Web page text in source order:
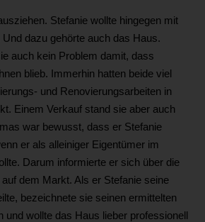
Stefanie wollte hingegen mit
dazu gehörte auch das Haus.
auch kein Problem damit, dass
blieb. Immerhin hatten beide viel
und Renovierungsarbeiten in
Einem Verkauf stand sie aber auch
war bewusst, dass er Stefanie
er als alleiniger Eigentümer im
Darum informierte er sich über die
dem Markt. Als er Stefanie seine
bezeichnete sie seinen ermittelten
und wollte das Haus lieber professionell